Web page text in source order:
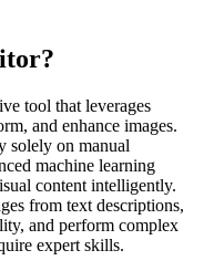
tool that leverages
and enhance images.
solely on manual
machine learning
content intelligently.
from text descriptions,
and perform complex
expert skills.